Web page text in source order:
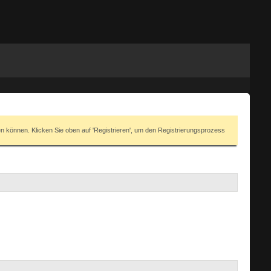
können. Klicken Sie oben auf 'Registrieren', um den Registrierungsprozess